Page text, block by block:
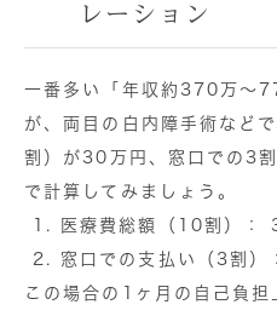
レーション
一番多い「年収約370万〜
が、両目の白内障手術など
割）が30万円、窓口での3
で計算してみましょう。
医療費総額（10割）：
窓口での支払い（3割）
この場合の1ヶ月の自己負